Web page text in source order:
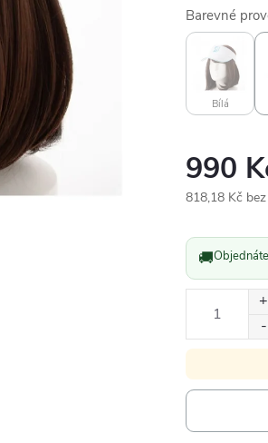
Barevné
Bílá
990
818,18 Kč
cena:
🚚